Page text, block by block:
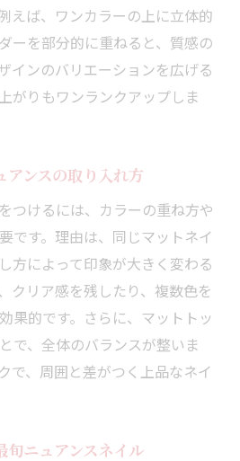
えば、ワンカラーの上に立体的
ーを部分的に重ねると、質感の
インのバリエーションを広げる
がりもワンランクアップしま
アンスの取り入れ方
つけるには、カラーの重ね方や
です。理由は、同じマットネイ
方によって印象が大きく変わる
クリア感を残したり、複数色を
果的です。さらに、マットトッ
で、全体のバランスが整いま
で、周囲と差がつく上品なネイ
旬ニュアンスネイル